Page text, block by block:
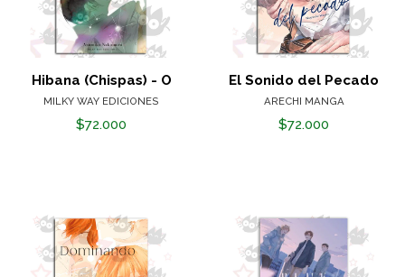
Hibana (Chispas) - O
MILKY WAY EDICIONES
$72.000
El Sonido del Pecado
ARECHI MANGA
$72.000